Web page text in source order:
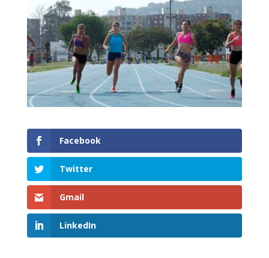
Facebook
Twitter
Gmail
LinkedIn